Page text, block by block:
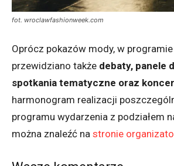
fot. wroclawfashionweek.com
Oprócz pokazów mody, w
przewidziano także debaty, panele
spotkania tematyczne oraz
harmonogram realizacji
programu wydarzenia z podziałem
można znaleźć na stronie